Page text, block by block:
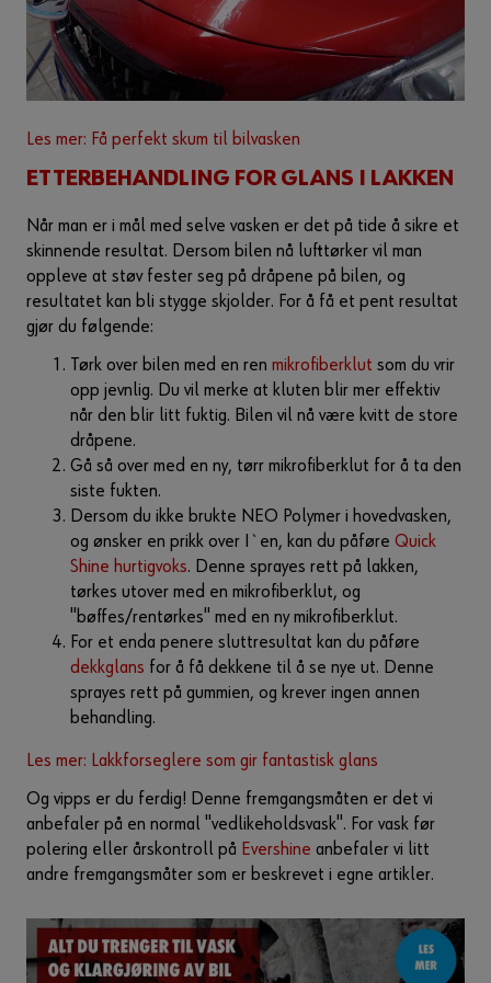
Les mer: Få perfekt skum til bilvasken
ETTERBEHANDLING FOR GLANS I LAKKEN
Når man er i mål med selve vasken er det på tide å sikre et
skinnende resultat. Dersom bilen nå lufttørker vil man
oppleve at støv fester seg på dråpene på bilen, og
resultatet kan bli stygge skjolder. For å få et pent resultat
gjør du følgende:
Tørk over bilen med en ren mikrofiberklut som du vrir
opp jevnlig. Du vil merke at kluten blir mer effektiv
når den blir litt fuktig. Bilen vil nå være kvitt de store
dråpene.
Gå så over med en ny, tørr mikrofiberklut for å ta den
siste fukten.
Dersom du ikke brukte NEO Polymer i hovedvasken,
og ønsker en prikk over I`en, kan du påføre Quick
Shine hurtigvoks. Denne sprayes rett på lakken,
tørkes utover med en mikrofiberklut, og
"bøffes/rentørkes" med en ny mikrofiberklut.
For et enda penere sluttresultat kan du påføre
dekkglans for å få dekkene til å se nye ut. Denne
sprayes rett på gummien, og krever ingen annen
behandling.
Les mer: Lakkforseglere som gir fantastisk glans
Og vipps er du ferdig! Denne fremgangsmåten er det vi
anbefaler på en normal "vedlikeholdsvask". For vask før
polering eller årskontroll på Evershine anbefaler vi litt
andre fremgangsmåter som er beskrevet i egne artikler.